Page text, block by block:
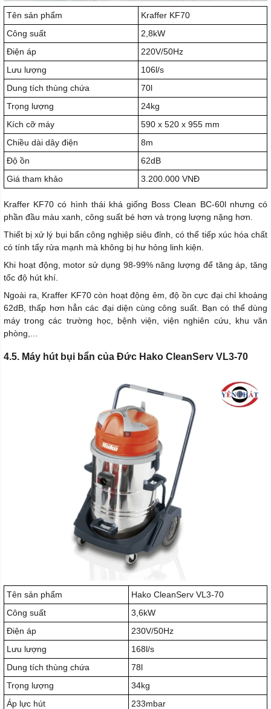
Tên sản phẩm
Kraffer KF70
Công suất
2,8kW
Điện áp
220V/50Hz
Lưu lượng
106l/s
Dung tích thùng chứa
70l
Trọng lượng
24kg
Kích cỡ máy
590 x 520 x 955 mm
Chiều dài dây điện
8m
Độ ồn
62dB
Giá tham khảo
3.200.000 VNĐ
Kraffer KF70 có hình thái khá giống Boss Clean BC-60l nhưng có
phần đầu màu xanh, công suất bé hơn và trọng lượng nặng hơn.
Thiết bị xử lý bụi bẩn công nghiệp siêu đỉnh, có thể tiếp xúc hóa chất
có tính tẩy rửa mạnh mà không bị hư hỏng linh kiện.
Khi hoạt động, motor sử dụng 98-99% năng lượng để tăng áp, tăng
tốc độ hút khí.
Ngoài ra, Kraffer KF70 còn hoạt động êm, độ ồn cực đại chỉ khoảng
62dB, thấp hơn hẳn các đại diện cùng công suất. Bạn có thể dùng
máy trong các trường học, bệnh viện, viện nghiên cứu, khu văn
phòng,...
4.5. Máy hút bụi bẩn của Đức Hako CleanServ VL3-70
Tên sản phẩm
Hako CleanServ VL3-70
Công suất
3,6kW
Điện áp
230V/50Hz
Lưu lượng
168l/s
Dung tích thùng chứa
78l
Trọng lượng
34kg
Áp lực hút
233mbar